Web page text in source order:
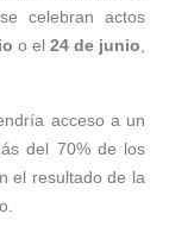
celebran actos
o el 24 de junio,
acceso a un
del 70% de los
el resultado de la